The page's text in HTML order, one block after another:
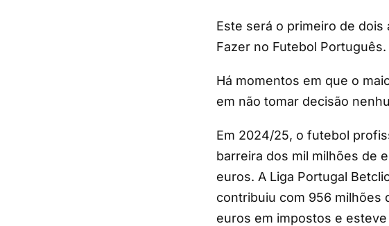
Este será o primeiro de
Fazer no Futebol Português.
Há momentos em que o
em não tomar decisão
Em 2024/25, o futebol
barreira dos mil milhões de
euros. A Liga Portugal
contribuiu com 956 milhões
euros em impostos e